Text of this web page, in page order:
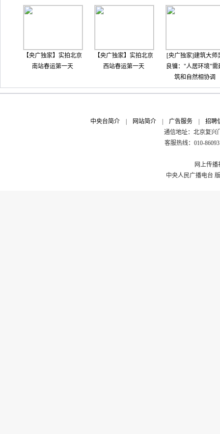
【央广独家】实拍北京
南站春运第一天
【央广独家】实拍北京
西站春运第一天
[央广独家]建筑大师
良镛："人居环境"需
筑和自然相协调
中央台简介 网站简介 广告服务
招聘
通信地址：北京复兴
客服热线：010-
网上传播
中央人民广播电台